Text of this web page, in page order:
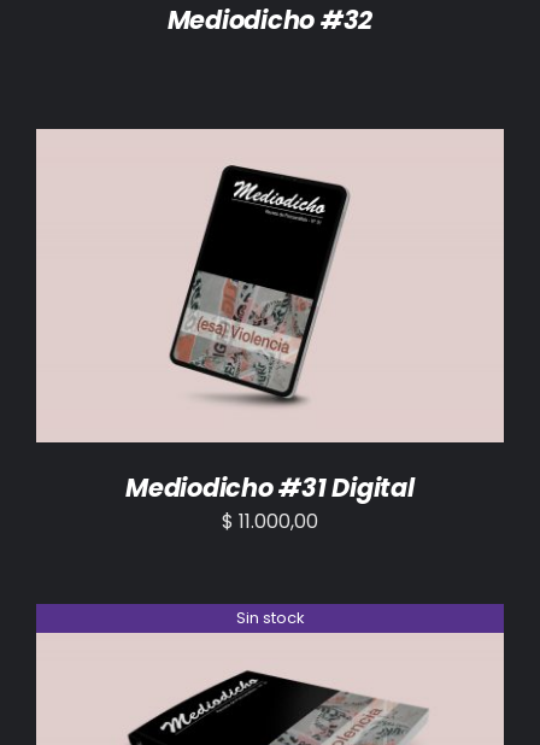
Mediodicho #32
AÑADIR AL CARRITO /
Mediodicho #31 Digital
$ 11.000,00
Sin stock